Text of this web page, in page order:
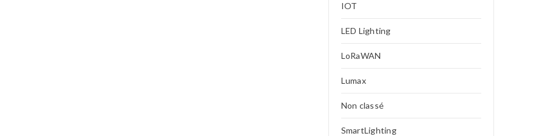
IOT
LED Lighting
LoRaWAN
Lumax
Non classé
SmartLighting